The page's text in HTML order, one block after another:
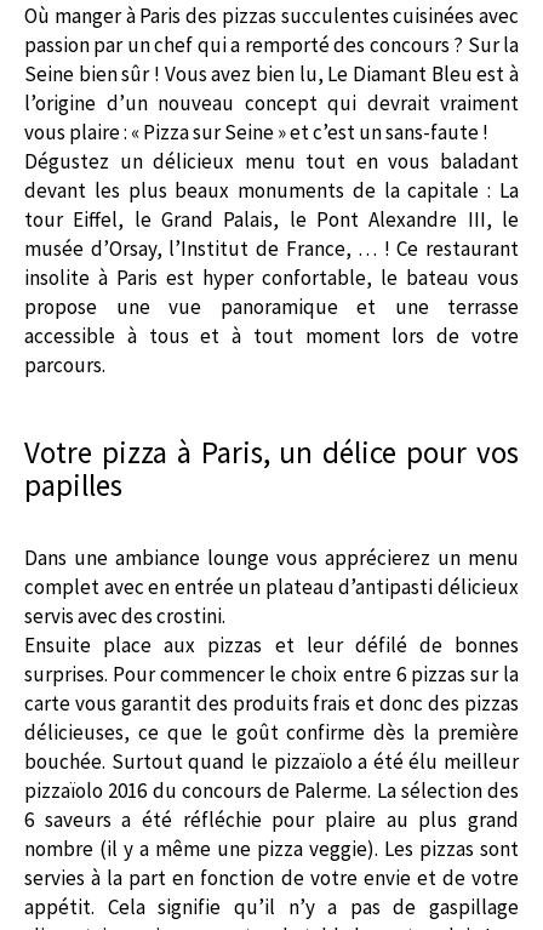
Où manger à Paris des pizzas succulentes cuisinées avec
passion par un chef qui a remporté des concours ? Sur la
Seine bien sûr ! Vous avez bien lu, Le Diamant Bleu est à
l’origine d’un nouveau concept qui devrait vraiment
vous plaire : « Pizza sur Seine » et c’est un sans-faute !
Dégustez un délicieux menu tout en vous baladant
devant les plus beaux monuments de la capitale : La
tour Eiffel, le Grand Palais, le Pont Alexandre III, le
musée d’Orsay, l’Institut de France, … ! Ce restaurant
insolite à Paris est hyper confortable, le bateau vous
propose une vue panoramique et une terrasse
accessible à tous et à tout moment lors de votre
parcours.
Votre pizza à Paris, un délice pour vos
papilles
Dans une ambiance lounge vous apprécierez un menu
complet avec en entrée un plateau d’antipasti délicieux
servis avec des crostini.
Ensuite place aux pizzas et leur défilé de bonnes
surprises. Pour commencer le choix entre 6 pizzas sur la
carte vous garantit des produits frais et donc des pizzas
délicieuses, ce que le goût confirme dès la première
bouchée. Surtout quand le pizzaïolo a été élu meilleur
pizzaïolo 2016 du concours de Palerme. La sélection des
6 saveurs a été réfléchie pour plaire au plus grand
nombre (il y a même une pizza veggie). Les pizzas sont
servies à la part en fonction de votre envie et de votre
appétit. Cela signifie qu’il n’y a pas de gaspillage